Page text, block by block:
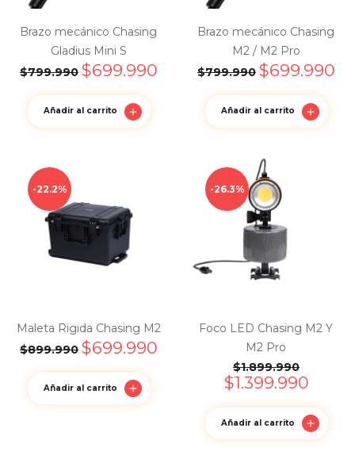
Brazo mecánico Chasing
Gladius Mini S
$799.990 $699.990
Añadir al carrito
Brazo mecánico Chasing
M2 / M2 Pro
$799.990 $699.990
Añadir al carrito
22.2%
Maleta Rigida Chasing M2
$899.990 $699.990
Añadir al carrito
26.3%
Foco LED Chasing M2 Y
M2 Pro
$1.899.990
$1.399.990
Añadir al carrito